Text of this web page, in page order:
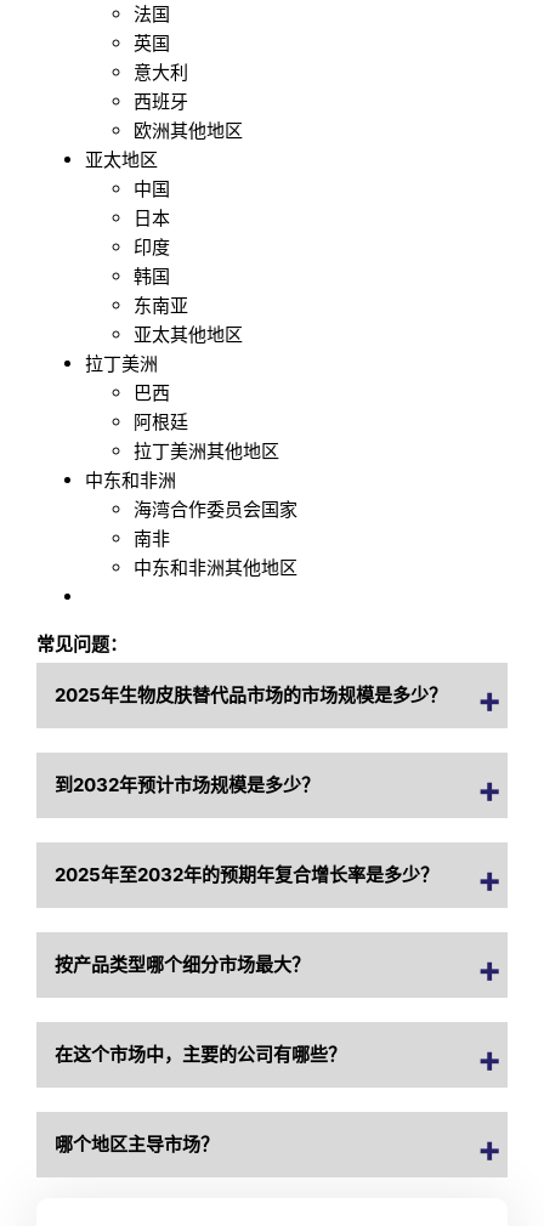
法国
英国
意大利
西班牙
欧洲其他地区
亚太地区
中国
日本
印度
韩国
东南亚
亚太其他地区
拉丁美洲
巴西
阿根廷
拉丁美洲其他地区
中东和非洲
海湾合作委员会国家
南非
中东和非洲其他地区
常见问题：
2025年生物皮肤替代品市场的市场规模是多少？
到2032年预计市场规模是多少？
2025年至2032年的预期年复合增长率是多少？
按产品类型哪个细分市场最大？
在这个市场中，主要的公司有哪些？
哪个地区主导市场？